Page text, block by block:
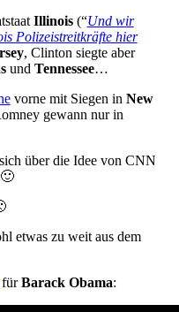
Illinois(“Und wir
Polizeistreitkräfte hier
, Clinton siegte aber
und Tennessee…
vorne mit Siegen in New
gewann nur in
über die Idee von CNN
etwas zu weit aus dem
Barack Obama: